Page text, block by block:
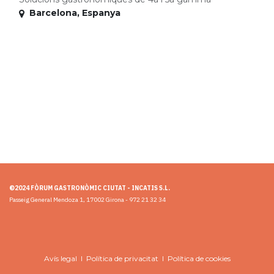
Barcelona, Espanya
©2024 FÒRUM GASTRONÒMIC CIUTAT - INCATIS S.L.
Passeig General Mendoza 1, 17002 Girona - 972 21 32 34
Avís legal I Política de privacitat I Política de cookies